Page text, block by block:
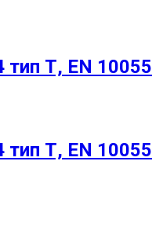
Т, EN 10055
Т, EN 10055